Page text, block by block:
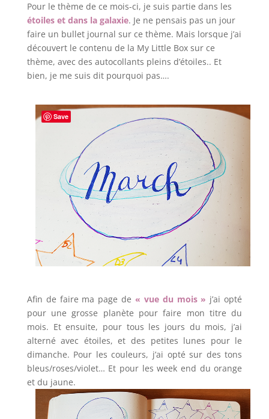
Pour le thème de ce mois-ci, je suis partie dans les
étoiles et dans la galaxie. Je ne pensais pas un jour
faire un bullet journal sur ce thème. Mais lorsque j’ai
découvert le contenu de la My Little Box sur ce
thème, avec des autocollants pleins d’étoiles.. Et
bien, je me suis dit pourquoi pas….
Afin de faire ma page de « vue du mois » j’ai opté
pour une grosse planète pour faire mon titre du
mois. Et ensuite, pour tous les jours du mois, j’ai
alterné avec étoiles, et des petites lunes pour le
dimanche. Pour les couleurs, j’ai opté sur des tons
bleus/roses/violet… Et pour les week end du orange
et du jaune.
Save